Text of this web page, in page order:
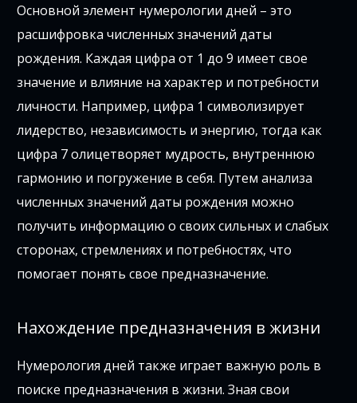
Основной элемент нумерологии дней – это
расшифровка численных значений даты
рождения. Каждая цифра от 1 до 9 имеет свое
значение и влияние на характер и потребности
личности. Например, цифра 1 символизирует
лидерство, независимость и энергию, тогда как
цифра 7 олицетворяет мудрость, внутреннюю
гармонию и погружение в себя. Путем анализа
численных значений даты рождения можно
получить информацию о своих сильных и слабых
сторонах, стремлениях и потребностях, что
помогает понять свое предназначение.
Нахождение предназначения в жизни
Нумерология дней также играет важную роль в
поиске предназначения в жизни. Зная свои